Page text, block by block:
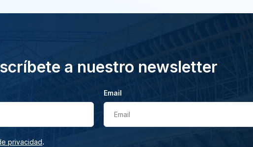
a nuestro newsletter
Email
Email
privacidad.